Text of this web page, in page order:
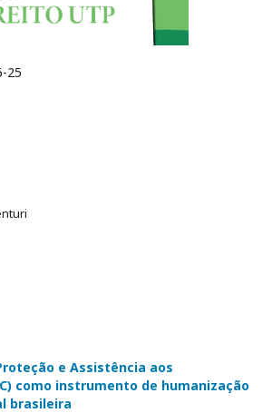
25
e Assistência aos
como instrumento de humanização
brasileira